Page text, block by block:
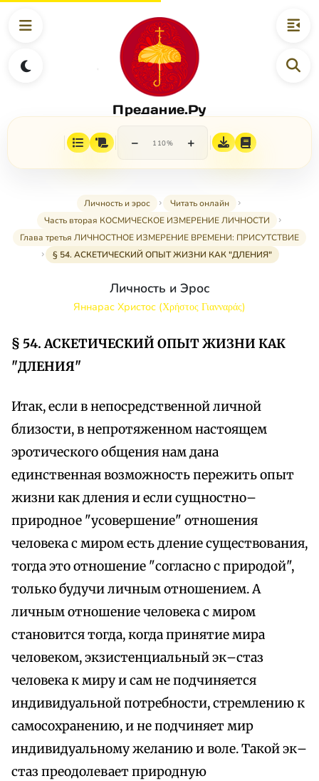
Предание.Ру
− 110% +
Личность и эрос
Читать онлайн
Часть вторая КОСМИЧЕСКОЕ ИЗМЕРЕНИЕ ЛИЧНОСТИ
Глава третья ЛИЧНОСТНОЕ ИЗМЕРЕНИЕ ВРЕМЕНИ: ПРИСУТСТВИЕ
§ 54. АСКЕТИЧЕСКИЙ ОПЫТ ЖИЗНИ КАК "ДЛЕНИЯ"
Личность и Эрос
Яннарас Христос (Χρήστος Γιανναράς)
§ 54. АСКЕТИЧЕСКИЙ ОПЫТ ЖИЗНИ КАК
"ДЛЕНИЯ"
Итак, если в непосредственной личной
близости, в непротяженном настоящем
эротического общения нам дана
единственная возможность пережить опыт
жизни как дления и если сущностно–
природное "усовершение" отношения
человека с миром есть дление существования,
тогда это отношение "согласно с природой",
только будучи личным отношением. А
личным отношение человека с миром
становится тогда, когда принятие мира
человеком, экзистенциальный эк–стаз
человека к миру и сам не подчиняется
индивидуальной потребности, стремлению к
самосохранению, и не подчиняет мир
индивидуальному желанию и воле. Такой эк–
стаз преодолевает природную